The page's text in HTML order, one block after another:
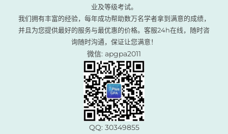
业及等级考试。
我们拥有丰富的经验，每年成功帮助数万名学者拿到满意的成绩，
并且为您提供最好的服务与最优惠的价格。客服24h在线，随时咨
询随时沟通，保证让您满意！
微信: apgpa2011
QQ: 30349855